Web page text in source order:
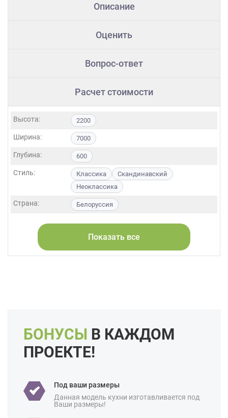
Описание
Оценить
Вопрос-ответ
Расчет стоимости
Высота: 2200
Ширина: 7000
Глубина: 600
Стиль: Классика
Скандинавский
Неоклассика
Страна: Белоруссия
Натуральное дерево Стекло
Угловая С островом
Особенности: Встроенные
Готовые
С встроенной техникой
Ценовая
категория:
Назначение: В частный дом
Показать все
БОНУСЫ В КАЖДОМ
ПРОЕКТЕ!
Под ваши размеры
Данная модель кухни изготавливается под
Ваши размеры!